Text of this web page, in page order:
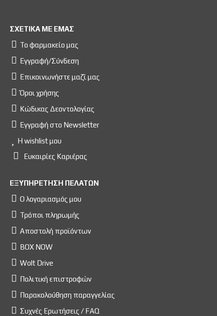
ΣΧΕΤΙΚΑ ΜΕ ΕΜΑΣ
Το φαρμακείο μας
Εγγραφή/Σύνδεση
Επικοινωνήστε μαζί μας
Όροι χρήσης
Κώδικας Δεοντολογίας
Εγγραφή στο Newsletter
Η wishlist μου
Ευκαιρίες Kαριέρας
ΕΞΥΠΗΡΕΤΗΣΗ ΠΕΛΑΤΩΝ
Ο λογαριασμός μου
Τρόποι πληρωμής
Αποστολή προϊόντων
BOX NOW
Wolt Drive
Πολιτική επιστροφών
Παρακολούθηση παραγγελίας
Συχνές Ερωτήσεις / FAQ